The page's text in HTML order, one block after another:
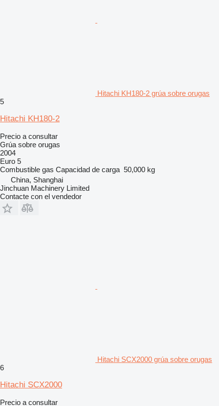
Hitachi KH180-2 grúa sobre orugas
5
Hitachi KH180-2
Precio a consultar
Grúa sobre orugas
2004
Euro 5
Combustible gas Capacidad de carga 50,000 kg
China, Shanghai
Jinchuan Machinery Limited
Contacte con el vendedor
Hitachi SCX2000 grúa sobre orugas
6
Hitachi SCX2000
Precio a consultar